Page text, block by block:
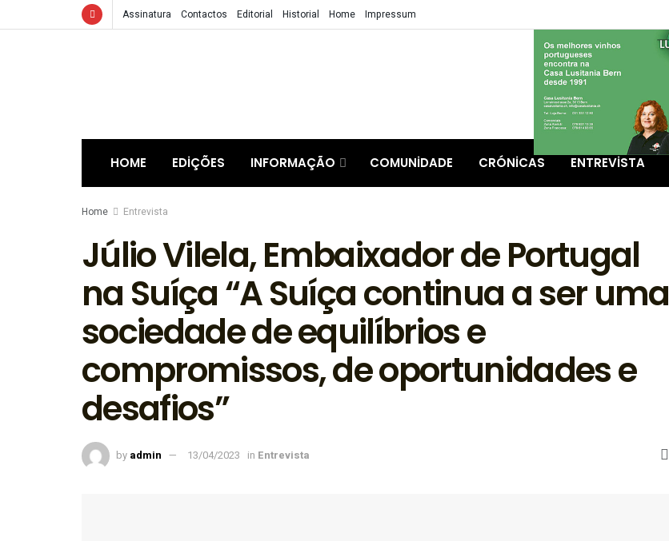
Assinatura Contactos Editorial Historial Home Impressum
HOME EDIÇÕES INFORMAÇÃO COMUNIDADE CRÓNICAS ENTREVISTA
Home Entrevista
Júlio Vilela, Embaixador de Portugal
na Suíça “A Suíça continua a ser uma
sociedade de equilíbrios e
compromissos, de oportunidades e
desafios”
by admin 13/04/2023 in Entrevista